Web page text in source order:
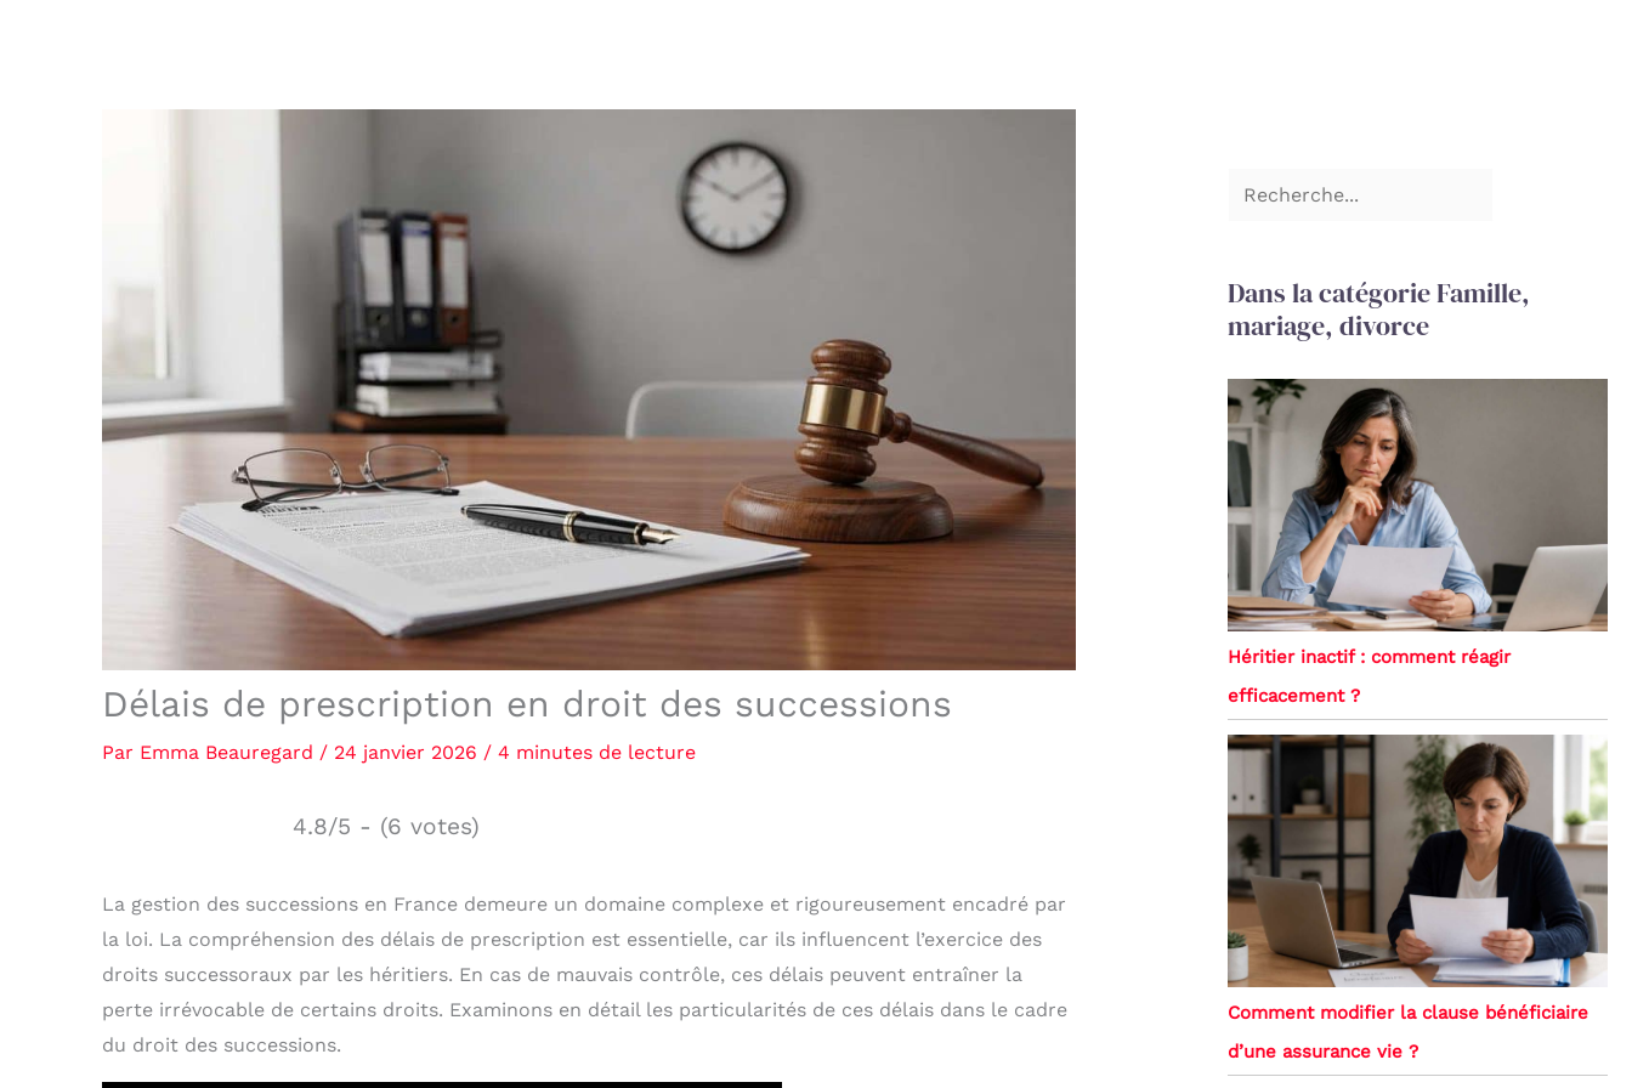
Délais de prescription en droit des successions
Par Emma Beauregard / 24 janvier 2026 / 4 minutes de lecture
4.8/5 - (6 votes)
La gestion des successions en France demeure un domaine complexe et rigoureusement encadré par
la loi. La compréhension des délais de prescription est essentielle, car ils influencent l’exercice des
droits successoraux par les héritiers. En cas de mauvais contrôle, ces délais peuvent entraîner la
perte irrévocable de certains droits. Examinons en détail les particularités de ces délais dans le cadre
du droit des successions.
Dans la catégorie Famille,
mariage, divorce
Héritier inactif : comment réagir
efficacement ?
Comment modifier la clause bénéficiaire
d’une assurance vie ?